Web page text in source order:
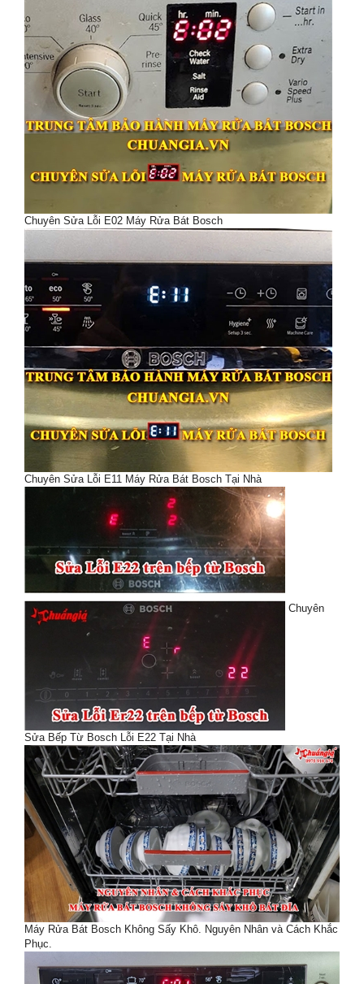
Chuyên Sửa Lỗi E02 Máy Rửa Bát Bosch
Chuyên Sửa Lỗi E11 Máy Rửa Bát Bosch Tại Nhà
Chuyên
Sửa Bếp Từ Bosch Lỗi E22 Tại Nhà
Máy Rửa Bát Bosch Không Sấy Khô. Nguyên Nhân và Cách Khắc
Phục.